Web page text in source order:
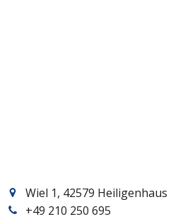
Wiel 1, 42579 Heiligenhaus
+49 210 250 695